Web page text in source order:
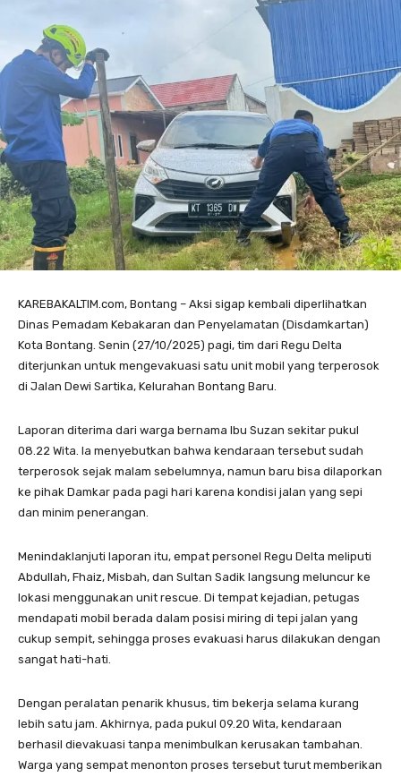
KAREBAKALTIM.com, Bontang – Aksi sigap kembali diperlihatkan
Dinas Pemadam Kebakaran dan Penyelamatan (Disdamkartan)
Kota Bontang. Senin (27/10/2025) pagi, tim dari Regu Delta
diterjunkan untuk mengevakuasi satu unit mobil yang terperosok
di Jalan Dewi Sartika, Kelurahan Bontang Baru.
Laporan diterima dari warga bernama Ibu Suzan sekitar pukul
08.22 Wita. Ia menyebutkan bahwa kendaraan tersebut sudah
terperosok sejak malam sebelumnya, namun baru bisa dilaporkan
ke pihak Damkar pada pagi hari karena kondisi jalan yang sepi
dan minim penerangan.
Menindaklanjuti laporan itu, empat personel Regu Delta meliputi
Abdullah, Fhaiz, Misbah, dan Sultan Sadik langsung meluncur ke
lokasi menggunakan unit rescue. Di tempat kejadian, petugas
mendapati mobil berada dalam posisi miring di tepi jalan yang
cukup sempit, sehingga proses evakuasi harus dilakukan dengan
sangat hati-hati.
Dengan peralatan penarik khusus, tim bekerja selama kurang
lebih satu jam. Akhirnya, pada pukul 09.20 Wita, kendaraan
berhasil dievakuasi tanpa menimbulkan kerusakan tambahan.
Warga yang sempat menonton proses tersebut turut memberikan